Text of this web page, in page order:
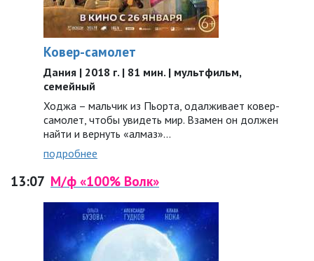
Ковер-самолет
Дания | 2018 г. | 81 мин. | мультфильм,
семейный
Ходжа – мальчик из Пьорта, одалживает ковер-
самолет, чтобы увидеть мир. Взамен он должен
найти и вернуть «алмаз»...
подробнее
13:07 М/ф «100% Волк»